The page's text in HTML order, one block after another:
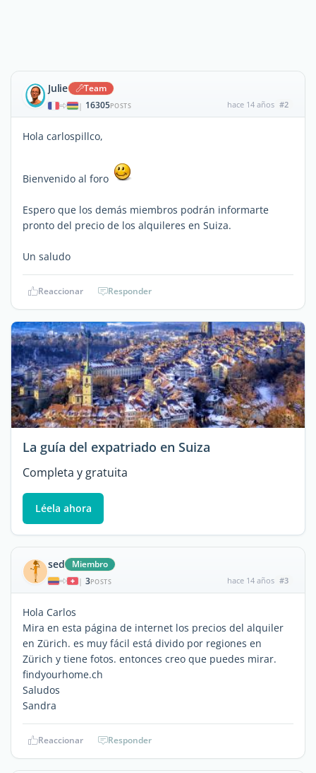
Julie Team
| 16305POSTS hace 14 años #2
Hola carlospillco,
Bienvenido al foro
Espero que los demás miembros podrán informarte
pronto del precio de los alquileres en Suiza.
Un saludo
Reaccionar Responder
La guía del expatriado en Suiza
Completa y gratuita
Léela ahora
sed Miembro
| 3POSTS hace 14 años #3
Hola Carlos
Mira en esta página de internet los precios del alquiler
en Zürich. es muy fácil está divido por regiones en
Zürich y tiene fotos. entonces creo que puedes mirar.
findyourhome.ch
Saludos
Sandra
Reaccionar Responder